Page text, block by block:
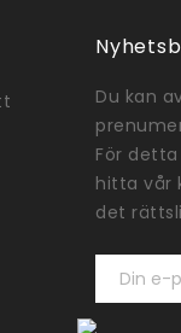
Du kan
För
hitta vår
det